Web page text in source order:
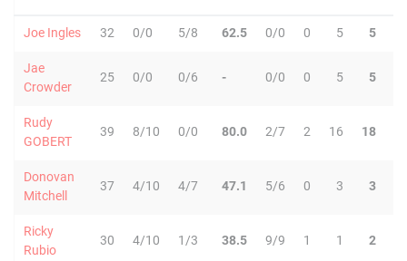
Joe Ingles 32 0/0 5/8 62.5 0/0 0 5 5
Jae
Crowder
25 0/0 0/6 - 0/0 0 5 5
Rudy
GOBERT
39 8/10 0/0 80.0 2/7 2 16 18
Donovan
Mitchell
37 4/10 4/7 47.1 5/6 0 3 3
Ricky
Rubio
30 4/10 1/3 38.5 9/9 1 1 2